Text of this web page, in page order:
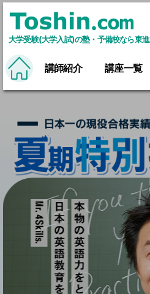
大学受験(大学入試)の塾・予備校なら東進
講師紹介 講座一覧